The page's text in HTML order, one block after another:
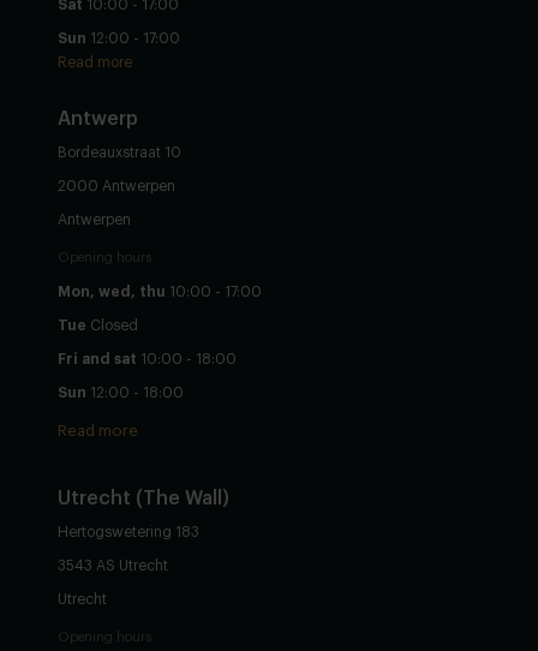
Sat 10:00 - 17:00
Sun 12:00 - 17:00
Read more
Antwerp
Bordeauxstraat 10
2000 Antwerpen
Antwerpen
Opening hours
Mon, wed, thu 10:00 - 17:00
Tue Closed
Fri and sat 10:00 - 18:00
Sun 12:00 - 18:00
Read more
Utrecht (The Wall)
Hertogswetering 183
3543 AS Utrecht
Utrecht
Opening hours